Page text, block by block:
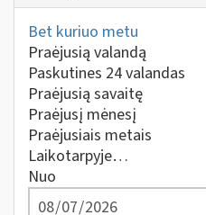
Bet kuriuo metu
Praėjusią valandą
Paskutines 24 valandas
Praėjusią savaitę
Praėjusį mėnesį
Praėjusiais metais
Laikotarpyje…
Nuo